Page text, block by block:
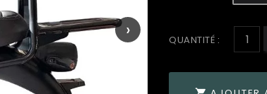
› QUANTITÉ :